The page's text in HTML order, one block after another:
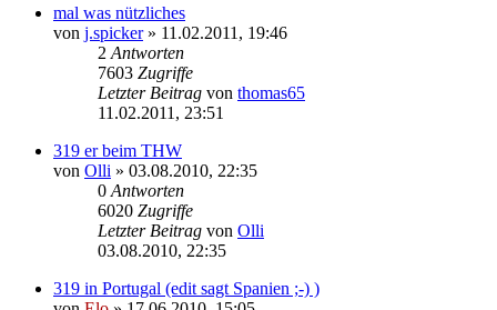
mal was nützliches
von j.spicker» 11.02.2011, 19:46
2 Antworten
7603 Zugriffe
Letzter Beitrag von thomas65
11.02.2011, 23:51
319 er beim THW
von Olli » 03.08.2010, 22:35
0 Antworten
6020 Zugriffe
Letzter Beitrag von Olli
03.08.2010, 22:35
319 in Portugal (edit sagt Spanien ;-) )